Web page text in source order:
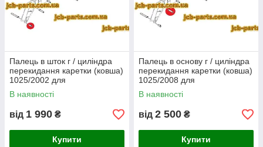
Палець в шток г / циліндра
перекидання каретки (ковша)
1025/2002 для
навантажувача JCB 540-140
В наявності
від 1 990 ₴
Купити
Палець в основу г / циліндра
перекидання каретки (ковша)
1025/2008 для
навантажувача JCB 540-170
В наявності
від 2 500 ₴
Купити